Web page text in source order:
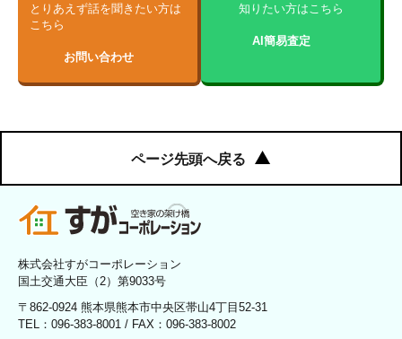
とりあえず話を聞きたい方は
こちら
お問い合わせ
知りたい方はこちら
AI簡易査定
ページ先頭へ戻る
株式会社すがコーポレーション
国土交通大臣（2）第9033号
〒862-0924 熊本県熊本市中央区帯山4丁目52-31
TEL：096-383-8001 / FAX：096-383-8002